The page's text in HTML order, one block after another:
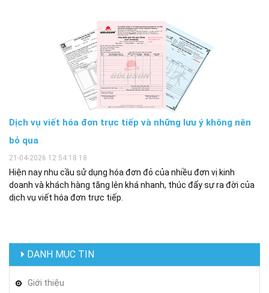
Dịch vụ viết hóa đơn trực tiếp và những lưu ý không nên
bỏ qua
21-04-2026 12:54:18 18
Hiện nay nhu cầu sử dụng hóa đơn đỏ của nhiều đơn vị kinh
doanh và khách hàng tăng lên khá nhanh, thúc đẩy sự ra đời của
dịch vụ viết hóa đơn trực tiếp.
DANH MỤC TIN
Giới thiệu